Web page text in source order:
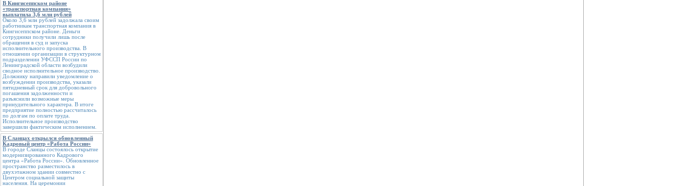
В Кингисеппском районе
«транспортная компания»
выплатила 3,6 млн рублей
Около 3,6 млн рублей задолжала своим
работникам транспортная компания в
Кингисеппском районе. Деньги
сотрудники получили лишь после
обращения в суд и запуска
исполнительного производства. В
отношении организации в структурном
подразделении УФССП России по
Ленинградской области возбудили
сводное исполнительное производство.
Должнику направили уведомление о
возбуждении производства, указали
пятидневный срок для добровольного
погашения задолженности и
разъяснили возможные меры
принудительного характера. В итоге
предприятие полностью рассчиталось
по долгам по оплате труда.
Исполнительное производство
завершили фактическим исполнением.
В Сланцах открылся обновленный
Кадровый центр «Работа России»
В городе Сланцы состоялось открытие
модернизированного Кадрового
центра «Работа России». Обновленное
пространство разместилось в
двухэтажном здании совместно с
Центром социальной защиты
населения. На церемонии